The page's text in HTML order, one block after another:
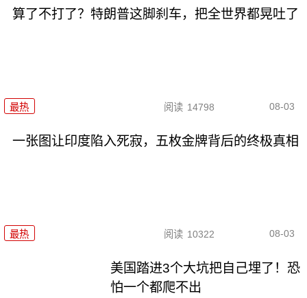
算了不打了？特朗普这脚刹车，把全世界都晃吐了
最热 阅读 14798 08-03
一张图让印度陷入死寂，五枚金牌背后的终极真相
最热 阅读 10322 08-03
美国踏进3个大坑把自己埋了！恐
怕一个都爬不出